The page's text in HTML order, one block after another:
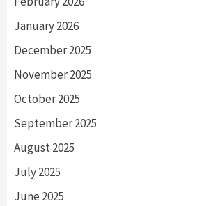
January 2026
December 2025
November 2025
October 2025
September 2025
August 2025
July 2025
June 2025